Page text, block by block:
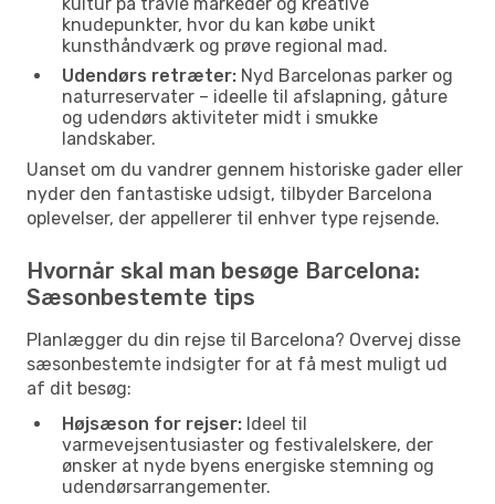
knudepunkter, hvor du kan købe unikt
kunsthåndværk og prøve regional mad.
Udendørs retræter: Nyd Barcelonas parker og
naturreservater – ideelle til afslapning, gåture
og udendørs aktiviteter midt i smukke
landskaber.
Uanset om du vandrer gennem historiske gader eller
nyder den fantastiske udsigt, tilbyder Barcelona
oplevelser, der appellerer til enhver type rejsende.
Hvornår skal man besøge Barcelona:
Sæsonbestemte tips
Planlægger du din rejse til Barcelona? Overvej disse
sæsonbestemte indsigter for at få mest muligt ud
af dit besøg:
Højsæson for rejser: Ideel til
varmevejsentusiaster og festivalelskere, der
ønsker at nyde byens energiske stemning og
udendørsarrangementer.